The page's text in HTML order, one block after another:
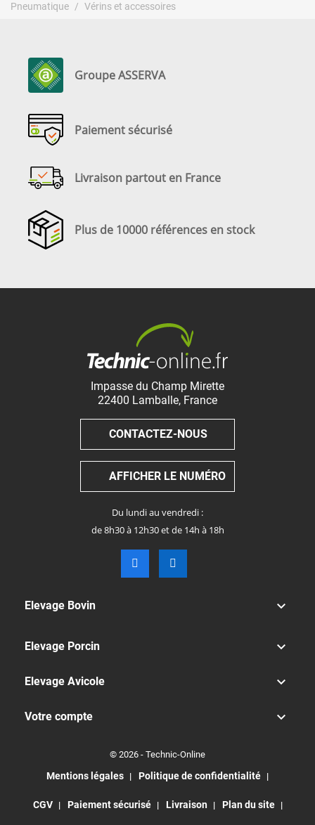
Pneumatique
Vérins et accessoires
Groupe ASSERVA
Paiement sécurisé
Livraison partout en France
Plus de 10000 références en stock
Impasse du Champ Mirette
22400 Lamballe, France
CONTACTEZ-NOUS
AFFICHER LE NUMÉRO
Du lundi au vendredi :
de 8h30 à 12h30 et de 14h à 18h
Elevage Bovin 
Elevage Porcin 
Elevage Avicole 
Votre compte 
© 2026 - Technic-Online
Mentions légales Politique de confidentialité
CGV Paiement sécurisé Livraison Plan du site